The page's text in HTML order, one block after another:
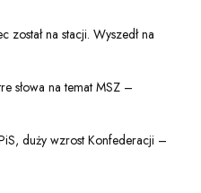
na stacji. Wyszedł na
słowa na temat MSZ –
duży wzrost Konfederacji –